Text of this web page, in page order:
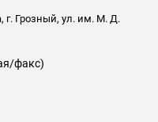
г. Грозный, ул. им. М. Д.
факс)